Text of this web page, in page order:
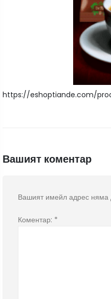
https://eshoptiande.com/
Вашият коментар
Вашият имейл адрес няма
Коментар: *